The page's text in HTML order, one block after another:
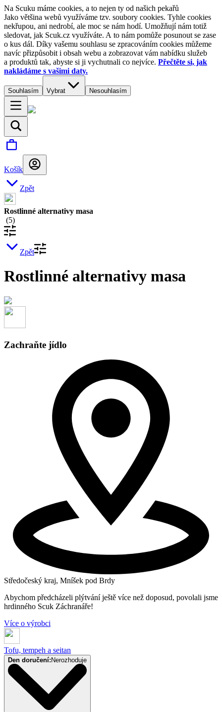
Na Scuku máme cookies, a to nejen ty od našich pekařů
Jako většina webů využíváme tzv. soubory cookies. Tyhle cookies
nekřupou, ani nedrobí, ale moc se nám hodí. Umožňují nám totiž
sledovat, jak Scuk.cz využíváte. A to nám pomůže posunout se zase
o kus dál. Díky vašemu souhlasu se zpracováním cookies můžeme
navíc přizpůsobit i obsah webu a zobrazovat vám nabídku služeb
a produktů tak, abyste si ji vychutnali co nejvíce. Přečtěte si, jak
nakládáme s vašimi daty.
Souhlasím Vybrat Nesouhlasím
Košík
Zpět
Rostlinné alternativy masa
(5)
Zpět
Rostlinné alternativy masa
Zachraňte jídlo
Středočeský kraj, Mníšek pod Brdy
Abychom předcházeli plýtvání ještě více než doposud, povolali jsme
hrdinného Scuk Záchranáře!
Více o výrobci
Tofu, tempeh a seitan
Den doručení: Nerozhoduje